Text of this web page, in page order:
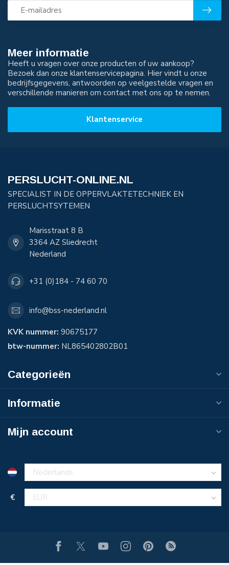
Meer informatie
Heeft u vragen over onze producten of uw aankoop?
Bezoek dan onze klantenservicepagina. Hier vindt u onze
bedrijfsgegevens, antwoorden op veelgestelde vragen en
verschillende manieren om contact met ons op te nemen.
Klantenservice
PERSLUCHT-ONLINE.NL
SPECIALIST IN DE OPPERVLAKTETECHNIEK EN
PERSLUCHTSYTEMEN
Marisstraat 8 B
3364 AZ Sliedrecht
Nederland
+31 (0)184 - 74 60 70
info@bss-nederland.nl
KVK nummer: 90675177
btw-nummer: NL865402802B01
Categorieën
Informatie
Mijn account
€